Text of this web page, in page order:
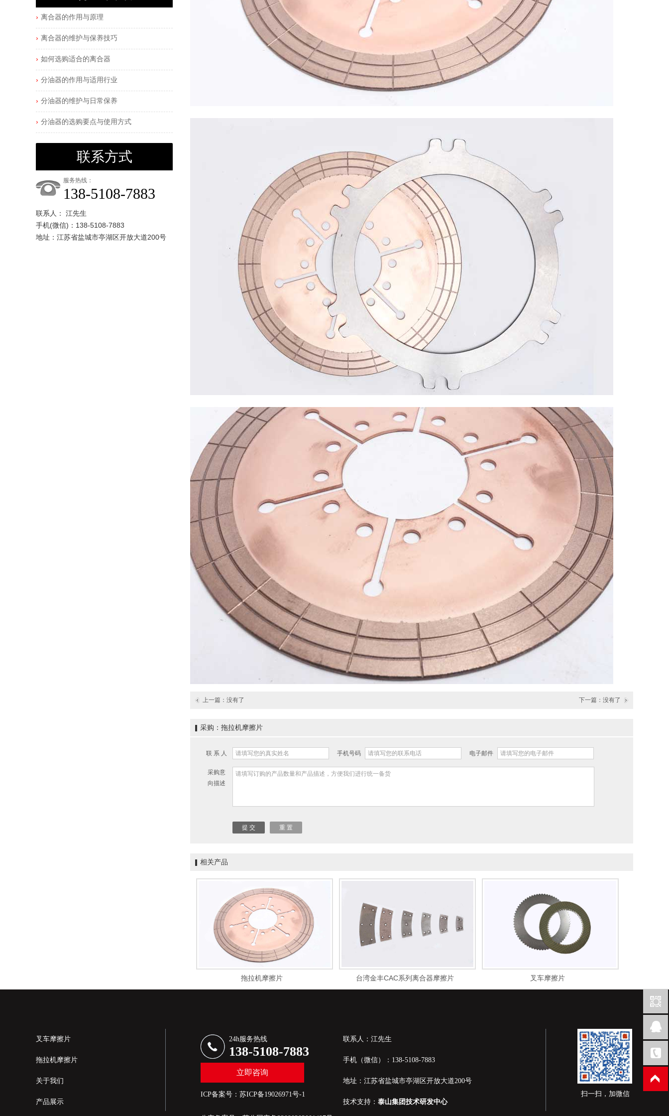
离合器的作用与原理
离合器的维护与保养技巧
如何选购适合的离合器
分油器的作用与适用行业
分油器的维护与日常保养
分油器的选购要点与使用方式
联系方式
服务热线：
138-5108-7883
联系人： 江先生
手机(微信)：138-5108-7883
地址：江苏省盐城市亭湖区开放大道200号
上一篇：没有了 下一篇：没有了
采购：拖拉机摩擦片
联 系 人 手机号码 电子邮件
采购意
向描述
相关产品
拖拉机摩擦片 台湾金丰CAC系列离合器摩擦片 叉车摩擦片
扫一扫，加微信
叉车摩擦片
拖拉机摩擦片
关于我们
产品展示
24h服务热线
138-5108-7883
立即咨询
ICP备案号： 苏ICP备19026971号-1
联系人：江先生
手机（微信）：138-5108-7883
地址：江苏省盐城市亭湖区开放大道200号
技术支持： 泰山集团技术研发中心